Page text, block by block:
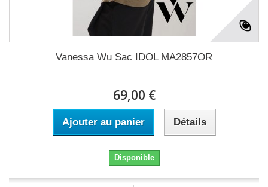
Vanessa Wu Sac IDOL MA2857OR
69,00 €
Ajouter au panier Détails
Disponible